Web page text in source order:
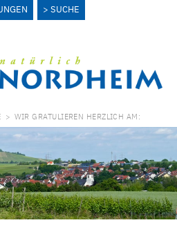
SUCHE
> WIR GRATULIEREN HERZLICH AM: